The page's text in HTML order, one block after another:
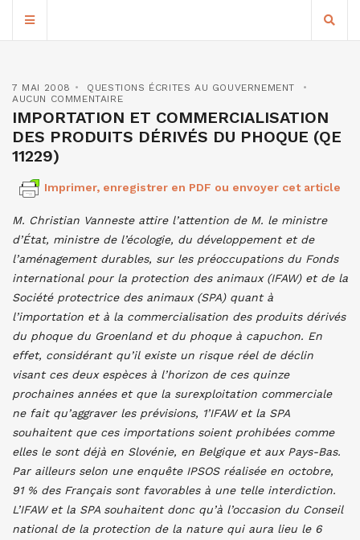
7 MAI 2008
QUESTIONS ÉCRITES AU GOUVERNEMENT
AUCUN COMMENTAIRE
IMPORTATION ET COMMERCIALISATION
DES PRODUITS DÉRIVÉS DU PHOQUE (QE
11229)
Imprimer, enregistrer en PDF ou envoyer cet article
M. Christian Vanneste attire l’attention de M. le ministre
d’État, ministre de l’écologie, du développement et de
l’aménagement durables, sur les préoccupations du Fonds
international pour la protection des animaux (IFAW) et de la
Société protectrice des animaux (SPA) quant à
l’importation et à la commercialisation des produits dérivés
du phoque du Groenland et du phoque à capuchon. En
effet, considérant qu’il existe un risque réel de déclin
visant ces deux espèces à l’horizon de ces quinze
prochaines années et que la surexploitation commerciale
ne fait qu’aggraver les prévisions, 1’IFAW et la SPA
souhaitent que ces importations soient prohibées comme
elles le sont déjà en Slovénie, en Belgique et aux Pays-Bas.
Par ailleurs selon une enquête IPSOS réalisée en octobre,
91 % des Français sont favorables à une telle interdiction.
L’IFAW et la SPA souhaitent donc qu’à l’occasion du Conseil
national de la protection de la nature qui aura lieu le 6